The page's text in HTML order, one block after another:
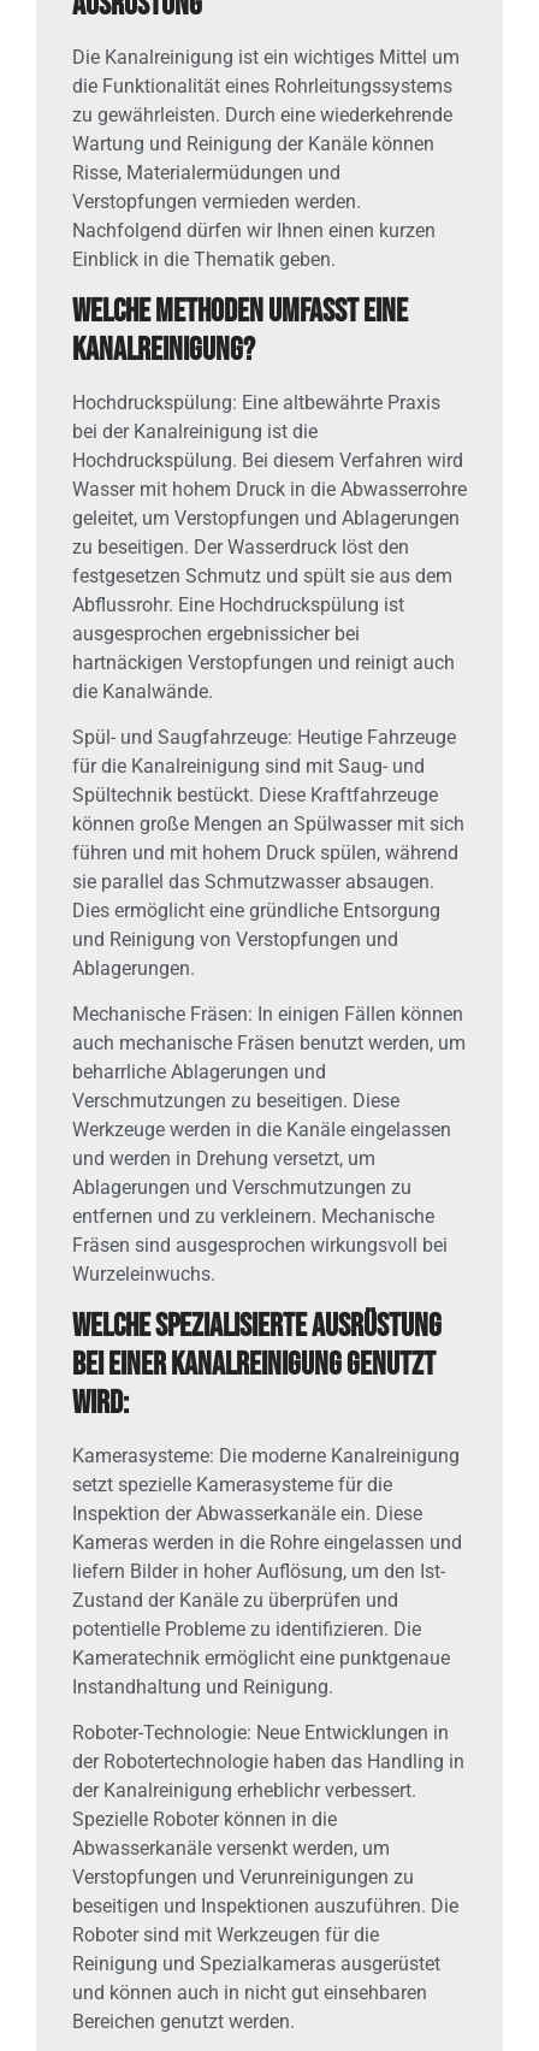
Die Kanalreinigung ist ein wichtiges Mittel um
die Funktionalität eines Rohrleitungssystems
zu gewährleisten. Durch eine wiederkehrende
Wartung und Reinigung der Kanäle können
Risse, Materialermüdungen und
Verstopfungen vermieden werden.
Nachfolgend dürfen wir Ihnen einen kurzen
Einblick in die Thematik geben.
Welche Methoden umfasst eine
Kanalreinigung?
Hochdruckspülung: Eine altbewährte Praxis
bei der Kanalreinigung ist die
Hochdruckspülung. Bei diesem Verfahren wird
Wasser mit hohem Druck in die Abwasserrohre
geleitet, um Verstopfungen und Ablagerungen
zu beseitigen. Der Wasserdruck löst den
festgesetzen Schmutz und spült sie aus dem
Abflussrohr. Eine Hochdruckspülung ist
ausgesprochen ergebnissicher bei
hartnäckigen Verstopfungen und reinigt auch
die Kanalwände.
Spül- und Saugfahrzeuge: Heutige Fahrzeuge
für die Kanalreinigung sind mit Saug- und
Spültechnik bestückt. Diese Kraftfahrzeuge
können große Mengen an Spülwasser mit sich
führen und mit hohem Druck spülen, während
sie parallel das Schmutzwasser absaugen.
Dies ermöglicht eine gründliche Entsorgung
und Reinigung von Verstopfungen und
Ablagerungen.
Mechanische Fräsen: In einigen Fällen können
auch mechanische Fräsen benutzt werden, um
beharrliche Ablagerungen und
Verschmutzungen zu beseitigen. Diese
Werkzeuge werden in die Kanäle eingelassen
und werden in Drehung versetzt, um
Ablagerungen und Verschmutzungen zu
entfernen und zu verkleinern. Mechanische
Fräsen sind ausgesprochen wirkungsvoll bei
Wurzeleinwuchs.
Welche spezialisierte Ausrüstung
bei einer Kanalreinigung genutzt
wird:
Kamerasysteme: Die moderne Kanalreinigung
setzt spezielle Kamerasysteme für die
Inspektion der Abwasserkanäle ein. Diese
Kameras werden in die Rohre eingelassen und
liefern Bilder in hoher Auflösung, um den Ist-
Zustand der Kanäle zu überprüfen und
potentielle Probleme zu identifizieren. Die
Kameratechnik ermöglicht eine punktgenaue
Instandhaltung und Reinigung.
Roboter-Technologie: Neue Entwicklungen in
der Robotertechnologie haben das Handling in
der Kanalreinigung erheblichr verbessert.
Spezielle Roboter können in die
Abwasserkanäle versenkt werden, um
Verstopfungen und Verunreinigungen zu
beseitigen und Inspektionen auszuführen. Die
Roboter sind mit Werkzeugen für die
Reinigung und Spezialkameras ausgerüstet
und können auch in nicht gut einsehbaren
Bereichen genutzt werden.